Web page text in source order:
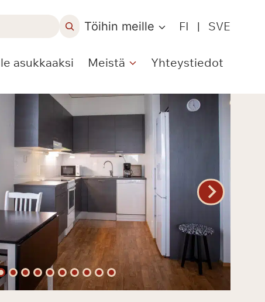
Töihin meille FI | SVE
asukkaaksi Meistä Yhteystiedot